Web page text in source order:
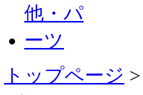
トップページ >